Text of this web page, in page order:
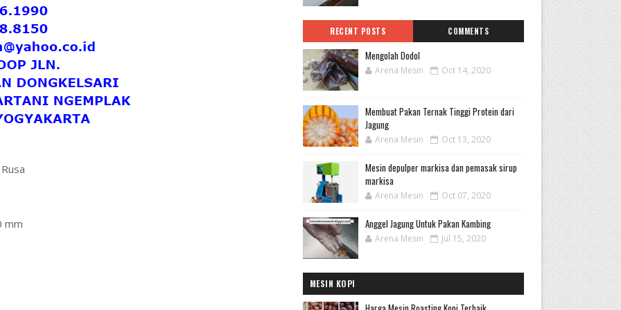
RECENT POSTS COMMENTS
Mengolah Dodol
Arena Mesin Oct 14, 2020
Membuat Pakan Ternak Tinggi Protein dari
Jagung
Arena Mesin Oct 13, 2020
Mesin depulper markisa dan pemasak sirup
markisa
Arena Mesin Oct 07, 2020
Anggel Jagung Untuk Pakan Kambing
Arena Mesin Jul 15, 2020
MESIN KOPI